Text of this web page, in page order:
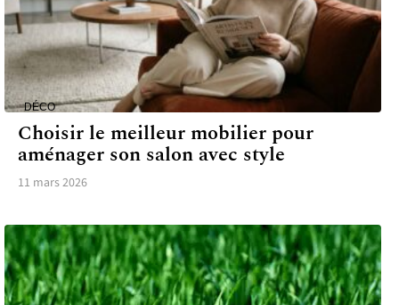
DÉCO
Choisir le meilleur mobilier pour
aménager son salon avec style
11 mars 2026